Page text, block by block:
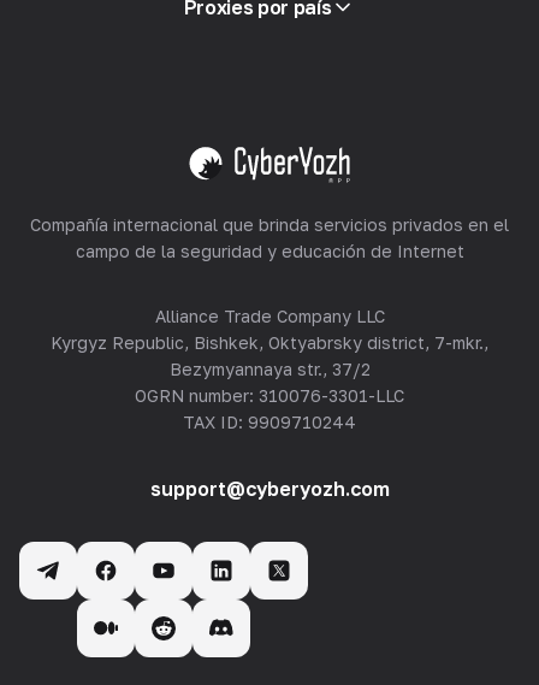
Reventa
Proxies por país
Ver todo
Compañía internacional que brinda servicios privados en el
campo de la seguridad y educación de Internet
Alliance Trade Company LLC
Kyrgyz Republic, Bishkek, Oktyabrsky district, 7-mkr.,
Bezymyannaya str., 37/2
OGRN number: 310076-3301-LLC
TAX ID: 9909710244
support@cyberyozh.com